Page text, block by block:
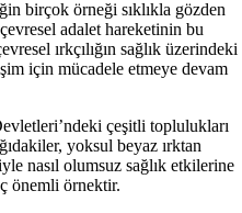
birçok örneği sıklıkla gözden
adalet hareketinin bu
ırkçılığın sağlık üzerindeki
için mücadele etmeye devam
çeşitli toplulukları
yoksul beyaz ırktan
nasıl olumsuz sağlık etkilerine
önemli örnektir.